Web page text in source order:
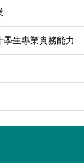
生專業實務能力